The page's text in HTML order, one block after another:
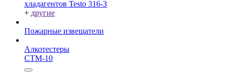
хладагентов Testo 316-3
+ другие
Пожарные извещатели
Алкотестеры
СТМ-10